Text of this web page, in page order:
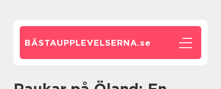
BÄSTAUPPLEVELSERNA.se